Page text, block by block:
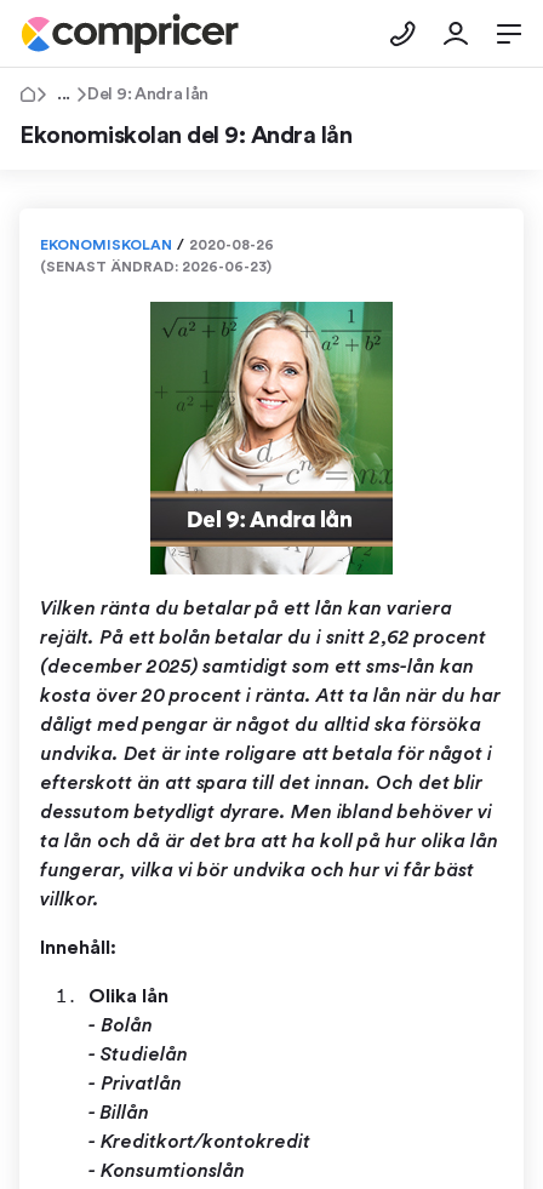
Tips & RådDel 9: Andra lån
Ekonomiskolan del 9: Andra lån
EKONOMISKOLAN / 2020-08-26
(SENAST ÄNDRAD: 2026-06-23)
Vilken ränta du betalar på ett lån kan variera
rejält. På ett bolån betalar du i snitt 2,62 procent
(december 2025) samtidigt som ett sms-lån kan
kosta över 20 procent i ränta. Att ta lån när du har
dåligt med pengar är något du alltid ska försöka
undvika. Det är inte roligare att betala för något i
efterskott än att spara till det innan. Och det blir
dessutom betydligt dyrare. Men ibland behöver vi
ta lån och då är det bra att ha koll på hur olika lån
fungerar, vilka vi bör undvika och hur vi får bäst
villkor.
Innehåll:
Olika lån
​- Bolån
​- Studielån
- Privatlån
- Billån
- Kreditkort/kontokredit
- Konsumtionslån